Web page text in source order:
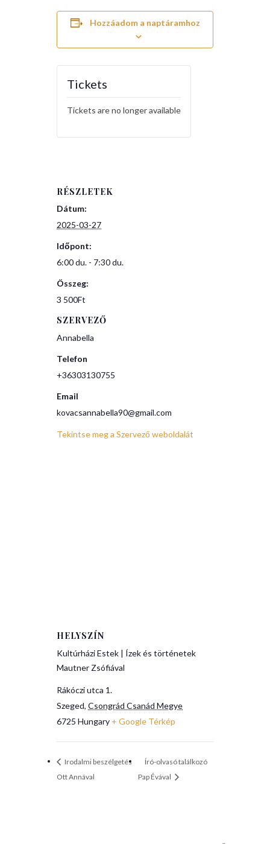
Hozzáadom a naptáramhoz
RÉSZLETEK
Dátum:
2025-03-27
Időpont:
6:00 du. - 7:30 du.
Összeg:
3 500Ft
SZERVEZŐ
Annabella
Telefon
+36303130755
Email
kovacsannabella90@gmail.com
Tekintse meg a Szervező weboldalát
HELYSZÍN
Kultúrházi Estek | Ízek és történetek
Mautner Zsófiával
Rákóczi utca 1.
Szeged, Csongrád Csanád Megye
6725 Hungary + Google Térkép
Tickets
Tickets are no longer available
Irodalmi beszélgetés
Ott Annával
Író-olvasó találkozó
Pap Évával